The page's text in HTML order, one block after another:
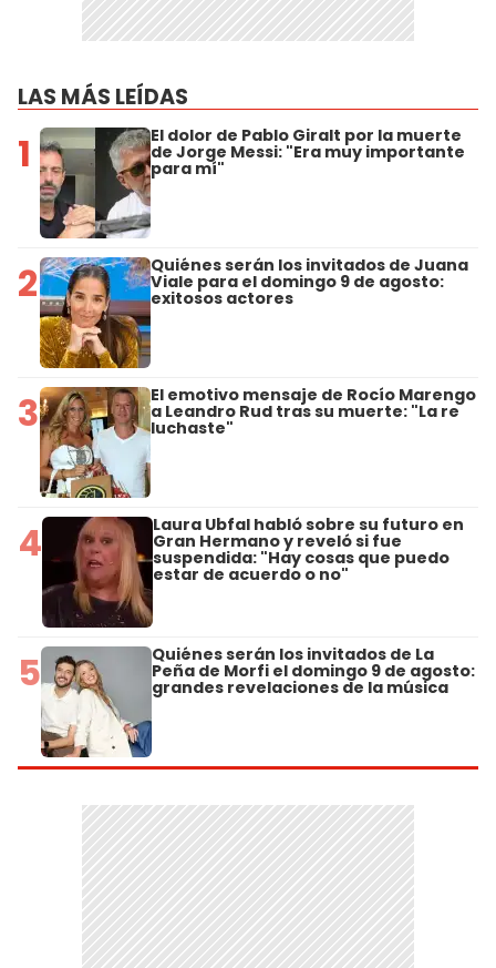
LAS MÁS LEÍDAS
1 El dolor de Pablo Giralt por la muerte
de Jorge Messi: "Era muy importante
para mí"
2 Quiénes serán los invitados de Juana
Viale para el domingo 9 de agosto:
exitosos actores
3 El emotivo mensaje de Rocío Marengo
a Leandro Rud tras su muerte: "La re
luchaste"
4 Laura Ubfal habló sobre su futuro en
Gran Hermano y reveló si fue
suspendida: "Hay cosas que puedo
estar de acuerdo o no"
5 Quiénes serán los invitados de La
Peña de Morfi el domingo 9 de agosto:
grandes revelaciones de la música